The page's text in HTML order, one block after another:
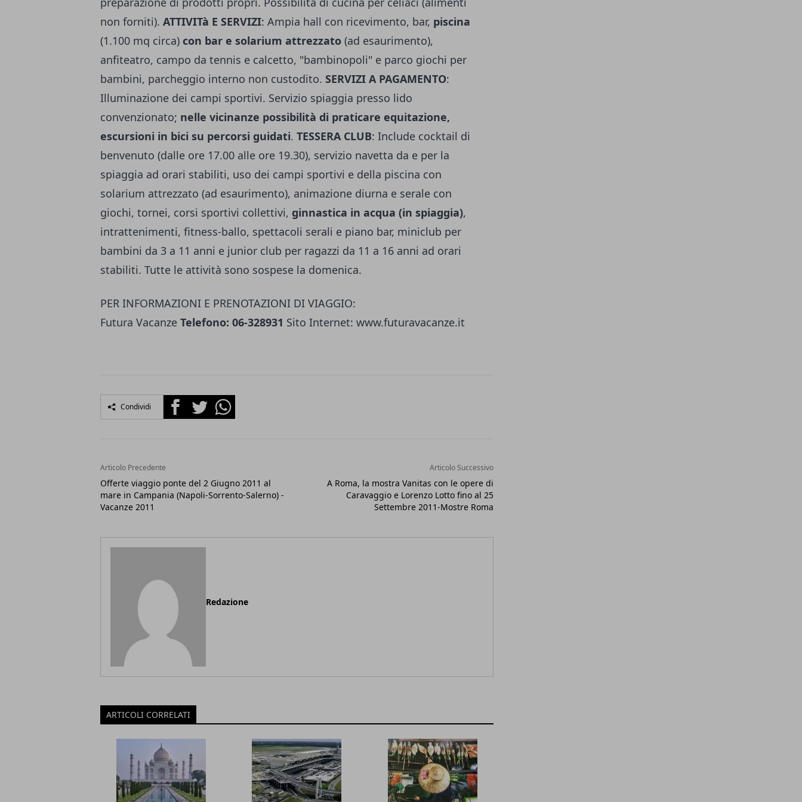
non forniti). ATTIVITà E SERVIZI: Ampia hall con ricevimento, bar, piscina
(1.100 mq circa) con bar e solarium attrezzato (ad esaurimento),
anfiteatro, campo da tennis e calcetto, "bambinopoli" e parco giochi per
bambini, parcheggio interno non custodito. SERVIZI A PAGAMENTO:
Illuminazione dei campi sportivi. Servizio spiaggia presso lido
convenzionato; nelle vicinanze possibilità di praticare equitazione,
escursioni in bici su percorsi guidati. TESSERA CLUB: Include cocktail di
benvenuto (dalle ore 17.00 alle ore 19.30), servizio navetta da e per la
spiaggia ad orari stabiliti, uso dei campi sportivi e della piscina con
solarium attrezzato (ad esaurimento), animazione diurna e serale con
giochi, tornei, corsi sportivi collettivi, ginnastica in acqua (in spiaggia),
intrattenimenti, fitness-ballo, spettacoli serali e piano bar, miniclub per
bambini da 3 a 11 anni e junior club per ragazzi da 11 a 16 anni ad orari
stabiliti. Tutte le attività sono sospese la domenica.
PER INFORMAZIONI E PRENOTAZIONI DI VIAGGIO:
Futura Vacanze Telefono: 06-328931 Sito Internet: www.futuravacanze.it
Condividi FacebookTwitterWhatsapp
Articolo Precedente
Offerte viaggio ponte del 2 Giugno 2011 al
mare in Campania (Napoli-Sorrento-Salerno) -
Vacanze 2011
Articolo Successivo
A Roma, la mostra Vanitas con le opere di
Caravaggio e Lorenzo Lotto fino al 25
Settembre 2011-Mostre Roma
Redazione
ARTICOLI CORRELATI